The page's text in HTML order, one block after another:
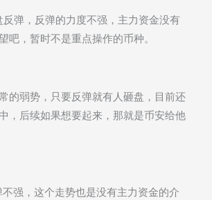
弹，反弹的力度不强，主力资金没有
吧，暂时不是重点操作的币种。
的弱势，只要反弹就有人砸盘，目前还
，后续如果想要起来，那就是币安给他
强，这个走势也是没有主力资金的介